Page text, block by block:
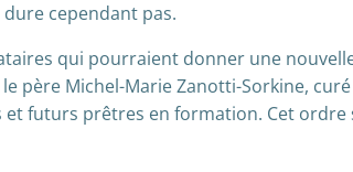
dure cependant pas.
qui pourraient donner une
père Michel-Marie Zanotti-Sorkine,
futurs prêtres en formation. Cet